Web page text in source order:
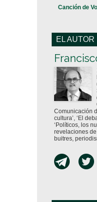
Canción de
EL AUTOR
Comunicación
cultura’, ‘El
‘Políticos, los
revelaciones
buitres,